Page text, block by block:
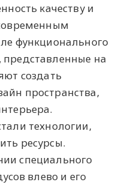
качеству и
функционального
на
создать
пространства,
технологии,
ресурсы.
специального
влево и его